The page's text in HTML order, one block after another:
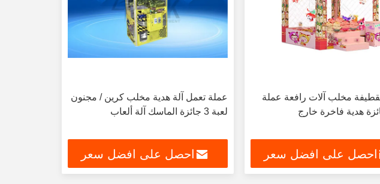
مخلب آلات رافعة عملة
هدية فاخرة خارج
احصل على افضل سعر
عملة تعمل آلة هدية مخلب كرين / مجنون
لعبة 3 جائزة الماسك آلة ألعاب
احصل على افضل سعر